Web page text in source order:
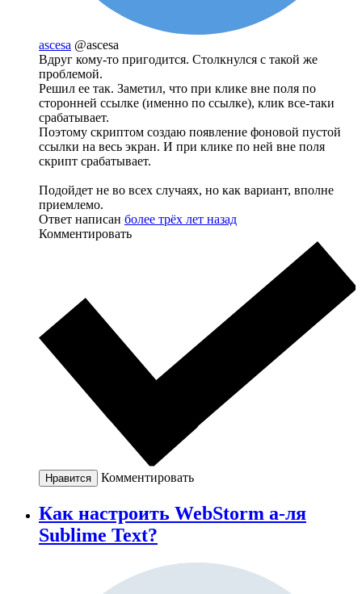
ascesa @ascesa
Вдруг кому-то пригодится. Столкнулся с такой же
проблемой.
Решил ее так. Заметил, что при клике вне поля по
сторонней ссылке (именно по ссылке), клик все-таки
срабатывает.
Поэтому скриптом создаю появление фоновой пустой
ссылки на весь экран. И при клике по ней вне поля
скрипт срабатывает.
Подойдет не во всех случаях, но как вариант, вполне
приемлемо.
Ответ написан более трёх лет назад
Комментировать
Нравится Комментировать
Как настроить WebStorm а-ля
Sublime Text?